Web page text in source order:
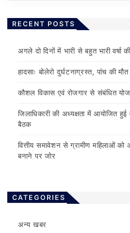
RECENT POSTS
अगले दो दिनों में भारी से बहुत भारी वर्षा
हादसाः बोलेरो दुर्घटनाग्रस्त, पांच की मौत
कौशल विकास एवं रोजगार से संबंधित
जिलाधिकारी की अध्यक्षता में आयोजित
बैठक
वित्तीय समावेशन से ग्रामीण महिलाओं
बनाने पर जोर
CATEGORIES
अन्य खबर